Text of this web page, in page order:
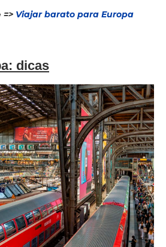
=> Viajar barato para Europa
dicas